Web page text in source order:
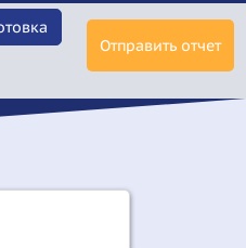
Отправить отчет